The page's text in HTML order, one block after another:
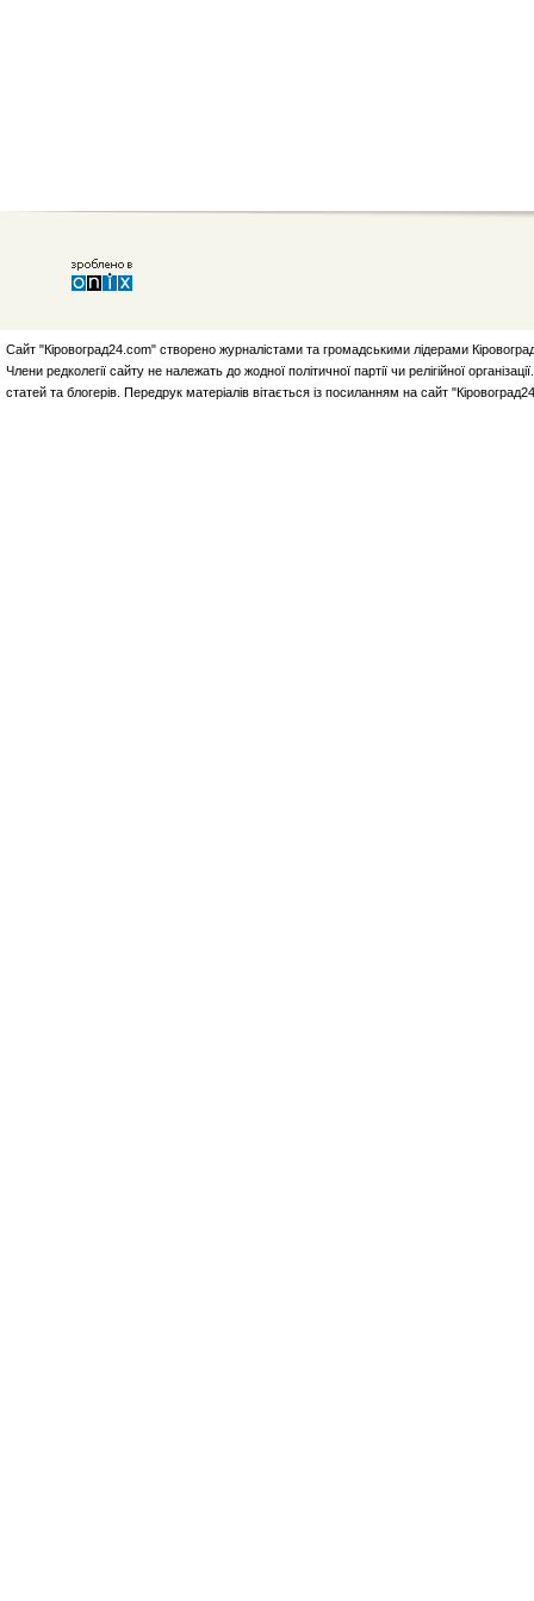
Сайт "Кіровоград24.com" створено журналістами та громадськими лідерами
Члени редколегії сайту не належать до жодної політичної партії чи релігійної
статей та блогерів. Передрук матеріалів вітається із посиланням на сайт